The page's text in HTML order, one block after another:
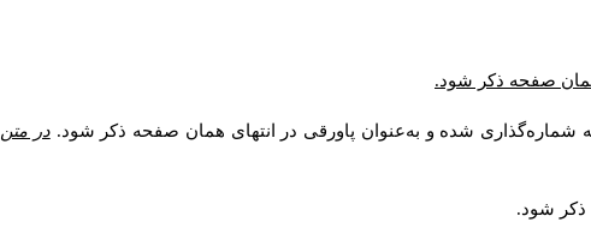
همان صفحه ذکر شود.
شماره‌گذاری شده و به‌عنوان پاورقی در انتهای همان صفحه ذکر شود. در متن
ذکر شود.